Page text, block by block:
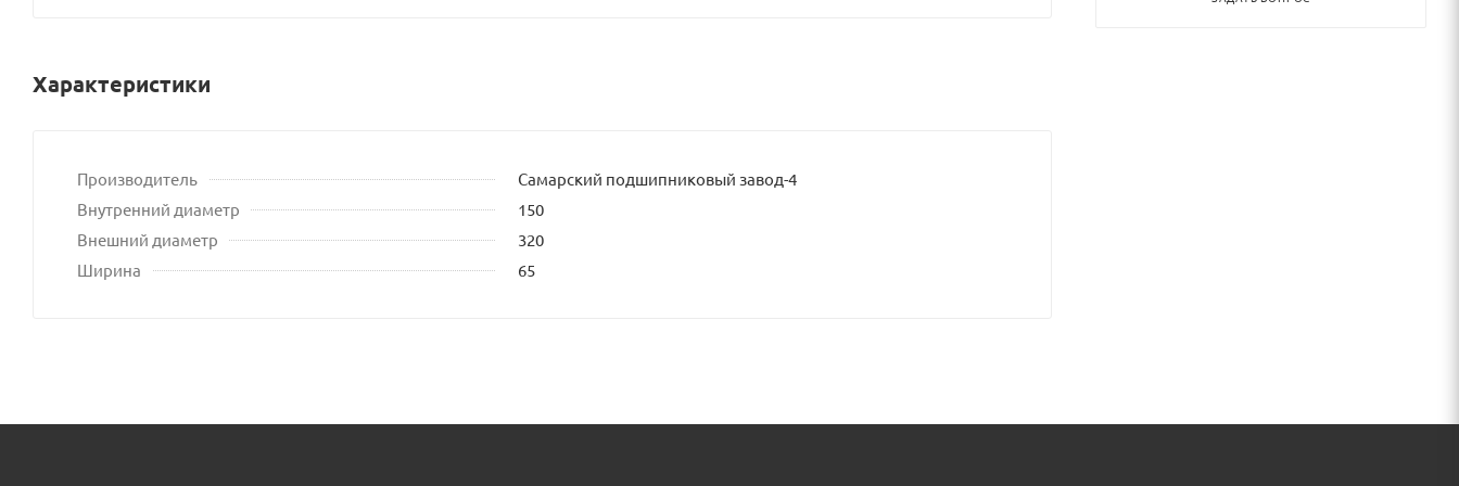
Характеристики
Производитель
Самарский подшипниковый завод-4
Внутренний диаметр
150
Внешний диаметр
320
Ширина
65